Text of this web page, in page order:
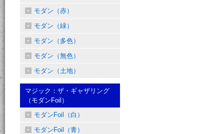
モダン（赤）
モダン（緑）
モダン（多色）
モダン（無色）
モダン（土地）
マジック：ザ・ギャザリング
（モダンFoil）
モダンFoil（白）
モダンFoil（青）